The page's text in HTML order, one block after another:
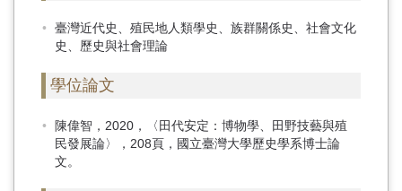
臺灣近代史、殖民地人類學史、族群關係史、社會文化
史、歷史與社會理論
學位論文
陳偉智，2020，〈田代安定：博物學、田野技藝與殖
民發展論〉，208頁，國立臺灣大學歷史學系博士論
文。